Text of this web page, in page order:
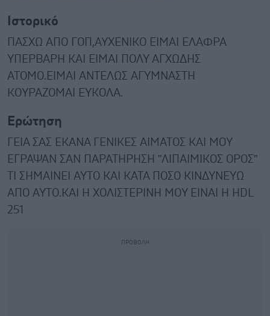
Ιστορικό
ΠΑΣΧΩ ΑΠΟ ΓΟΠ,ΑΥΧΕΝΙΚΟ ΕΙΜΑΙ ΕΛΑΦΡΑ
ΥΠΕΡΒΑΡΗ ΚΑΙ ΕΙΜΑΙ ΠΟΛΥ ΑΓΧΩΔΗΣ
ΑΤΟΜΟ.ΕΙΜΑΙ ΑΝΤΕΛΩΣ ΑΓΥΜΝΑΣΤΗ
ΚΟΥΡΑΖΟΜΑΙ ΕΥΚΟΛΑ.
Ερώτηση
ΓΕΙΑ ΣΑΣ ΕΚΑΝΑ ΓΕΝΙΚΕΣ ΑΙΜΑΤΟΣ ΚΑΙ ΜΟΥ
ΕΓΡΑΨΑΝ ΣΑΝ ΠΑΡΑΤΗΡΗΣΗ ”ΛΙΠΑΙΜΙΚΟΣ ΟΡΟΣ”
ΤΙ ΣΗΜΑΙΝΕΙ ΑΥΤΟ ΚΑΙ ΚΑΤΑ ΠΟΣΟ ΚΙΝΔΥΝΕΥΩ
ΑΠΟ ΑΥΤΟ.ΚΑΙ Η ΧΟΛΙΣΤΕΡΙΝΗ ΜΟΥ ΕΙΝΑΙ Η HDL
251